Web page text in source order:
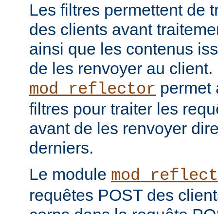
Les filtres permettent de
des clients avant
ainsi que les contenus
de les renvoyer au
mod_reflector permet
filtres pour traiter les
avant de les renvoyer
derniers.
Le module
requêtes POST des